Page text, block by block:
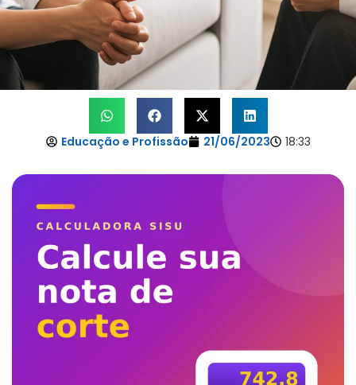
Educação e Profissão 21/06/2023 18:33